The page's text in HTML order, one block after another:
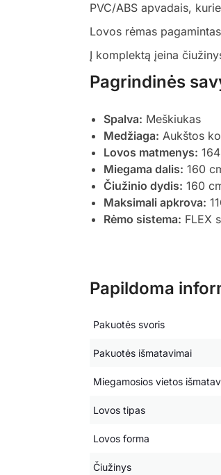
PVC/ABS apvadais,
Lovos rėmas
Į komplektą įeina
Pagrindinės
Spalva: Meškiukas
Medžiaga: Aukštos
Lovos matmenys:
Miegama dalis: 160
Čiužinio dydis: 160
Maksimali apkrova:
Rėmo sistema: FLEX
Papildoma
Pakuotės svoris
Pakuotės išmatavimai
Miegamosios vietos
Lovos tipas
Lovos forma
Čiužinys